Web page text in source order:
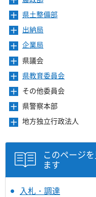
ま
す
開
き
ま
す
を
開
き
ま
す
ュ
ー
を
開
き
ま
す
ニ
ュ
ー
開
き
ま
す
メ
ニ
ュ
ー
を
開
き
ま
す
県土整備部
メ
ニ
ュ
ー
を
開
き
ま
す
出納局
メ
ニ
ュ
ー
を
開
き
ま
す
企業局
メ
ニ
ュ
ー
を
開
き
ま
県議会
メ
ニ
ュ
ー
開
ま
す
県教育委員会
メ
ニ
ュ
ー
を
開
す
その他委員会
メ
ニ
ュ
を
開
き
県警察本部
メ
ュ
ー
き
ま
地方独立行政法人
このページ
ます
入札・調達